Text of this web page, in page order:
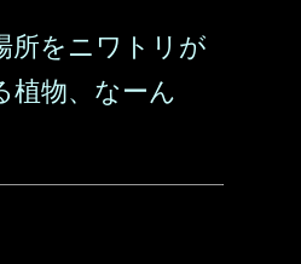
所をニワトリが
植物、なーん